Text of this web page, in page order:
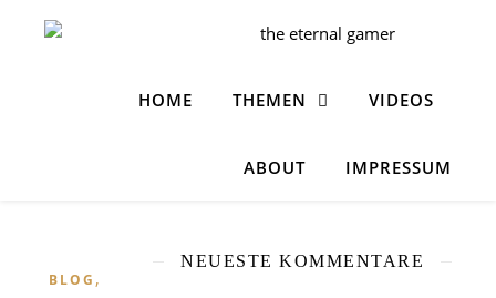
HOME THEMEN VIDEOS
ABOUT IMPRESSUM
BLOG ,
NEUESTE KOMMENTARE